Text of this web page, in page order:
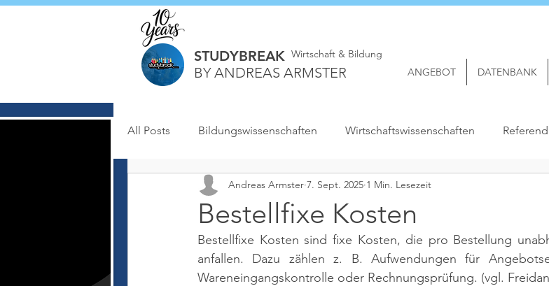
STUDYBREAK
BY ANDREAS ARMSTER
Wirtschaft & Bildung
ANGEBOT DATENBANK
All Posts Bildungswissenschaften Wirtschaftswissenschaften
Bestellfixe Kosten
Andreas Armster 7. Sept. 2025 1 Min. Lesezeit
Bestellfixe Kosten sind fixe Kosten, die pro Bestellung
anfallen. Dazu zählen z. B. Aufwendungen für
Wareneingangskontrolle oder Rechnungsprüfung. (vgl.